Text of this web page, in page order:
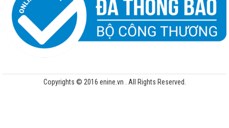
Copyrights © 2016 enine.vn . All Rights Reserved.